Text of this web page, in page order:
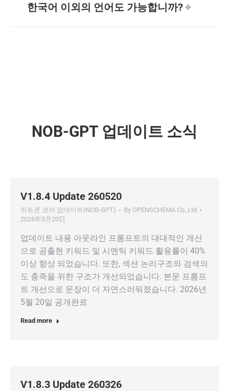
한국어 이외의 언어도 가능합니까?
NOB-GPT 업데이트 소식
V1.8.4 Update 260520
히트콘 코어 업데이트(NOB-GPT) By OPENSCHEMA Co.,Ltd
2026年5月20日
업데이트 내용 아웃라인 프롬프트의 대대적인 개선
으로 공출현 키워드 및 시멘틱 키워드 활용률이 40%
이상 향상 되었습니다. 또한, 섹션 논리구조와 검색의
도 충족을 위한 구조가 개선되었습니다. 본문 프롬프
트 개선으로 문장이 더 자연스러워졌습니다. 2026년
5월 20일 공개완료
Read more
V1.8.3 Update 260326